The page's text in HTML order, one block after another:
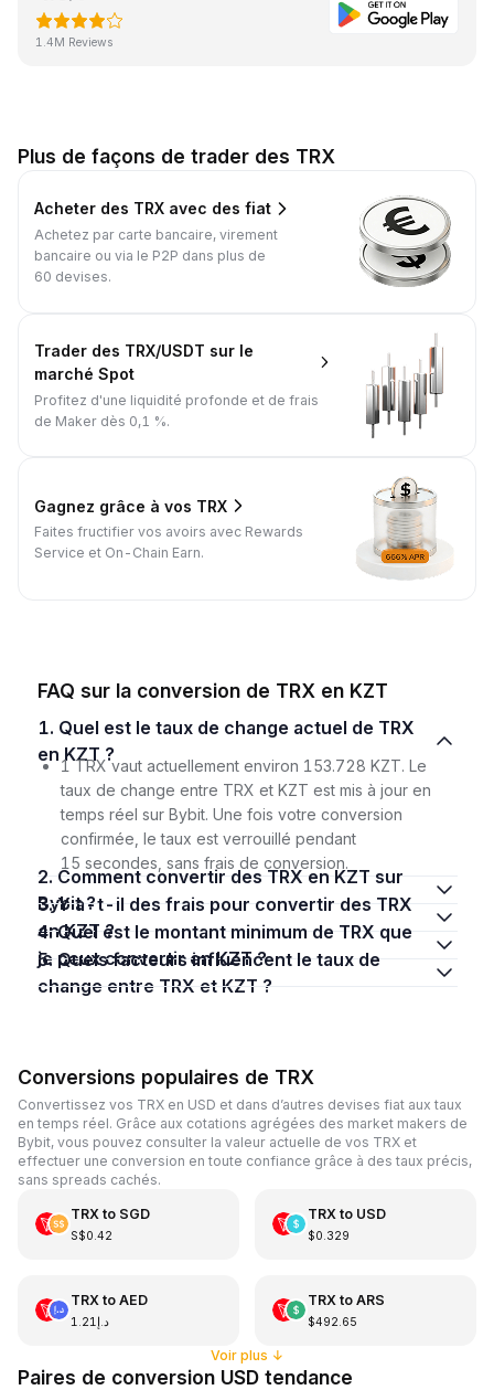
1.4M Reviews
Plus de façons de trader des TRX
Acheter des TRX avec des fiat
Achetez par carte bancaire, virement
bancaire ou via le P2P dans plus de
60 devises.
Trader des TRX/USDT sur le
marché Spot
Profitez d'une liquidité profonde et de frais
de Maker dès 0,1 %.
Gagnez grâce à vos TRX
Faites fructifier vos avoirs avec Rewards
Service et On-Chain Earn.
FAQ sur la conversion de TRX en KZT
1. Quel est le taux de change actuel de TRX
en KZT ?
1 TRX vaut actuellement environ 153.728 KZT. Le
taux de change entre TRX et KZT est mis à jour en
temps réel sur Bybit. Une fois votre conversion
confirmée, le taux est verrouillé pendant
15 secondes, sans frais de conversion.
2. Comment convertir des TRX en KZT sur
Bybit ?
3. Y a-t-il des frais pour convertir des TRX
en KZT ?
4. Quel est le montant minimum de TRX que
je peux convertir en KZT ?
5. Quels facteurs influencent le taux de
change entre TRX et KZT ?
Conversions populaires de TRX
Convertissez vos TRX en USD et dans d’autres devises fiat aux taux
en temps réel. Grâce aux cotations agrégées des market makers de
Bybit, vous pouvez consulter la valeur actuelle de vos TRX et
effectuer une conversion en toute confiance grâce à des taux précis,
sans spreads cachés.
TRX to SGD
S$0.42
TRX to USD
$0.329
TRX to AED
د.إ1.21
TRX to ARS
$492.65
Voir plus ↓
Paires de conversion USD tendance